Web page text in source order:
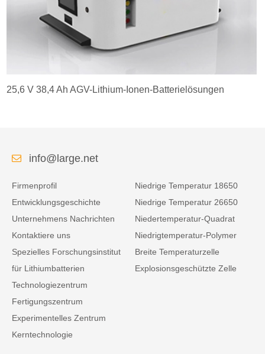
25,6 V 38,4 Ah AGV-Lithium-Ionen-Batterielösungen
info@large.net
Firmenprofil
Entwicklungsgeschichte
Unternehmens Nachrichten
Kontaktiere uns
Spezielles Forschungsinstitut
für Lithiumbatterien
Technologiezentrum
Fertigungszentrum
Experimentelles Zentrum
Kerntechnologie
Niedrige Temperatur 18650
Niedrige Temperatur 26650
Niedertemperatur-Quadrat
Niedrigtemperatur-Polymer
Breite Temperaturzelle
Explosionsgeschützte Zelle